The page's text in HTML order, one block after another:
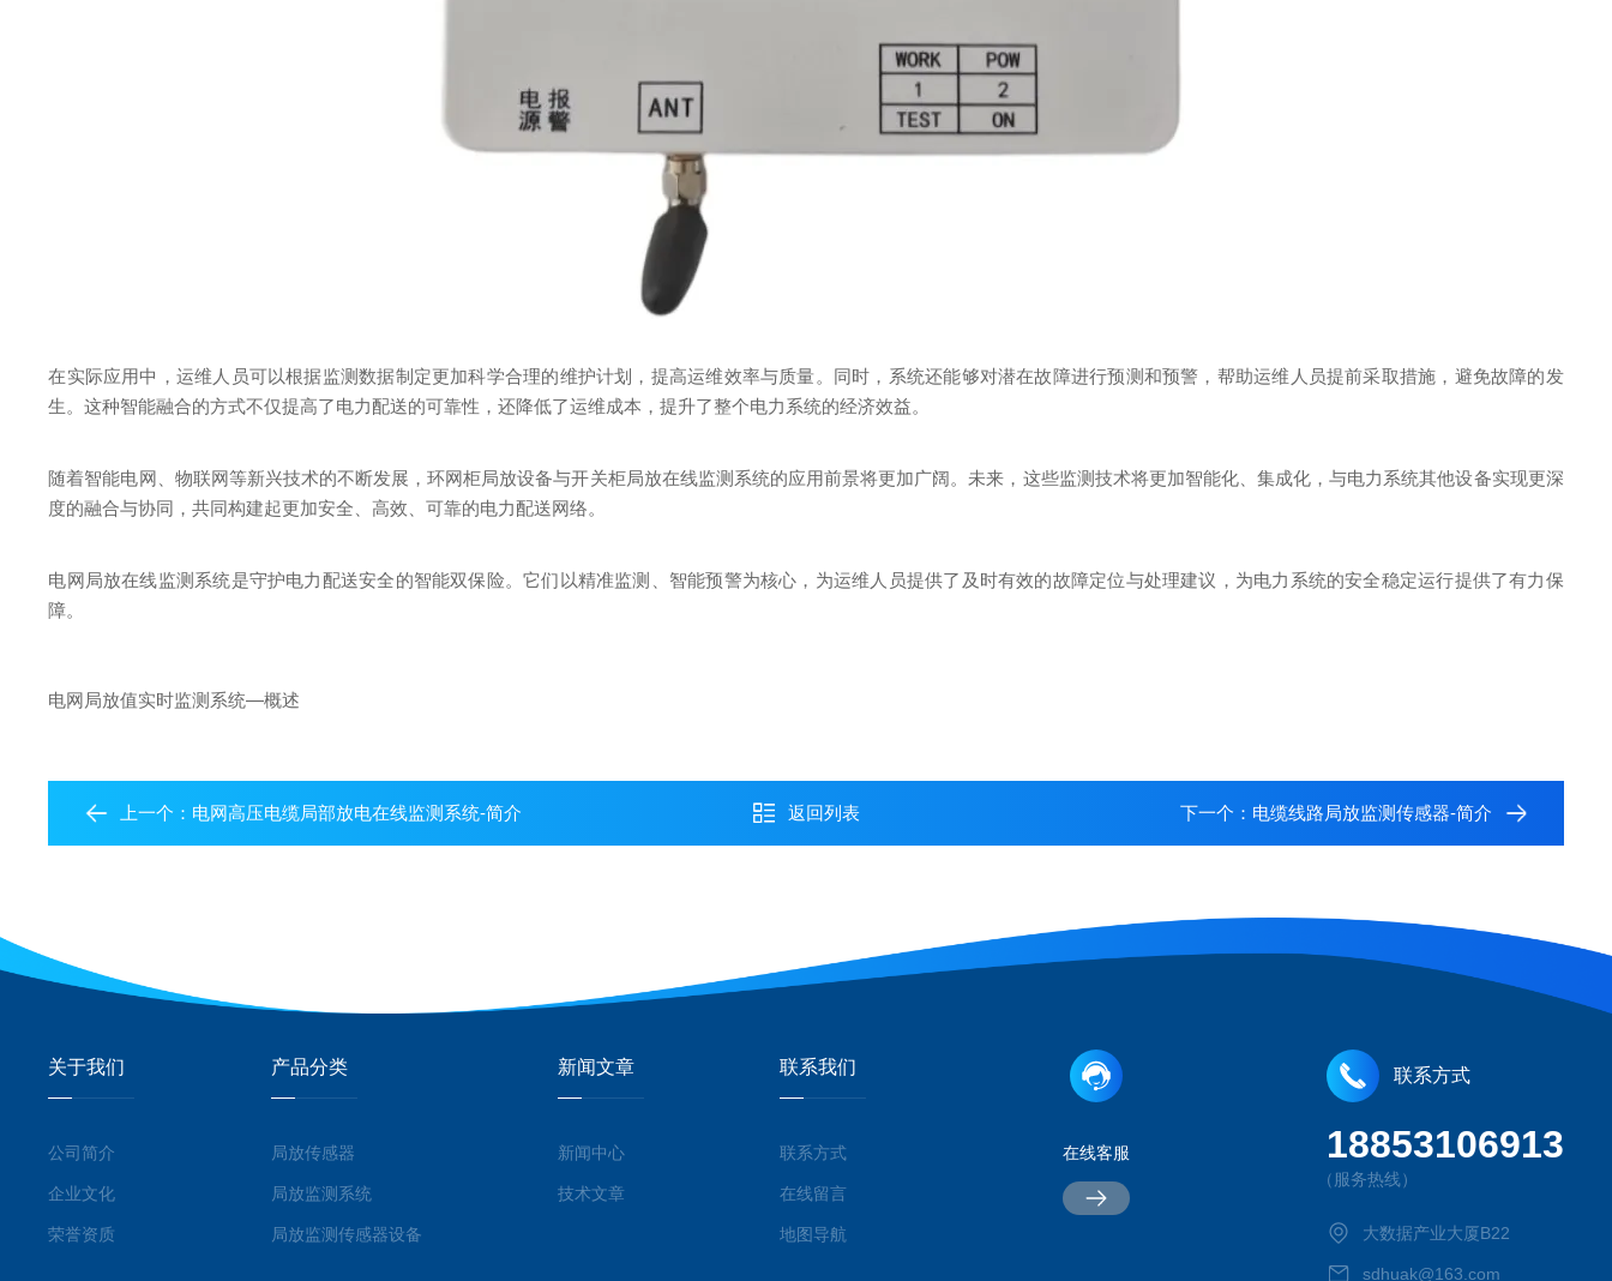
在实际应用中，运维人员可以根据监测数据制定更加科学合理的维护计划，提高运维效率与质量。同时，系统还能够对潜在故障进行预测和预警，帮助运维人员提前采取措施，避免故障的发
生。这种智能融合的方式不仅提高了电力配送的可靠性，还降低了运维成本，提升了整个电力系统的经济效益。
随着智能电网、物联网等新兴技术的不断发展，环网柜局放设备与开关柜局放在线监测系统的应用前景将更加广阔。未来，这些监测技术将更加智能化、集成化，与电力系统其他设备实现更深
度的融合与协同，共同构建起更加安全、高效、可靠的电力配送网络。
电网局放在线监测系统是守护电力配送安全的智能双保险。它们以精准监测、智能预警为核心，为运维人员提供了及时有效的故障定位与处理建议，为电力系统的安全稳定运行提供了有力保
障。
电网局放值实时监测系统—概述
上一个： 电网高压电缆局部放电在线监测系统-简介 返回列表 下一个： 电缆线路局放监测传感器-简介
关于我们
公司简介
企业文化
荣誉资质
产品分类
局放传感器
局放监测系统
局放监测传感器设备
新闻文章
新闻中心
技术文章
联系我们
联系方式
在线留言
地图导航
在线客服
联系方式
18853106913
（服务热线）
大数据产业大厦B22
sdhuak@163.com